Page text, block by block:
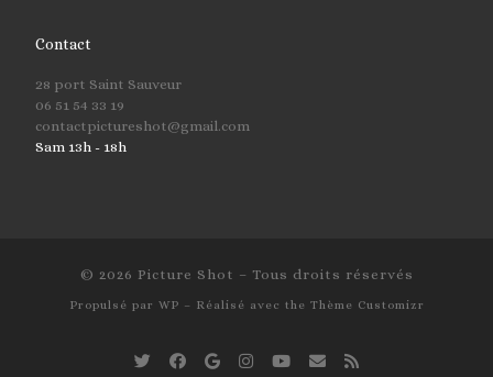
Contact
28 port Saint Sauveur
06 51 54 33 19
contactpictureshot@gmail.com
Sam 13h - 18h
© 2026 Picture Shot – Tous droits réservés
Propulsé par WP – Réalisé avec the Thème Customizr